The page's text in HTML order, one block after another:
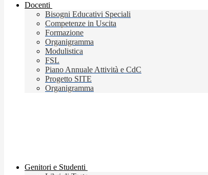
Docenti
Bisogni Educativi Speciali
Competenze in Uscita
Formazione
Organigramma
Modulistica
FSL
Piano Annuale Attività e CdC
Progetto SITE
Organigramma
Genitori e Studenti